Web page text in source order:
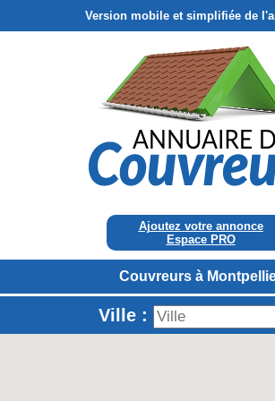
Version mobile et simplifiée de
Ajoutez votre annonce
Espace PRO
Couvreurs à
Ville :